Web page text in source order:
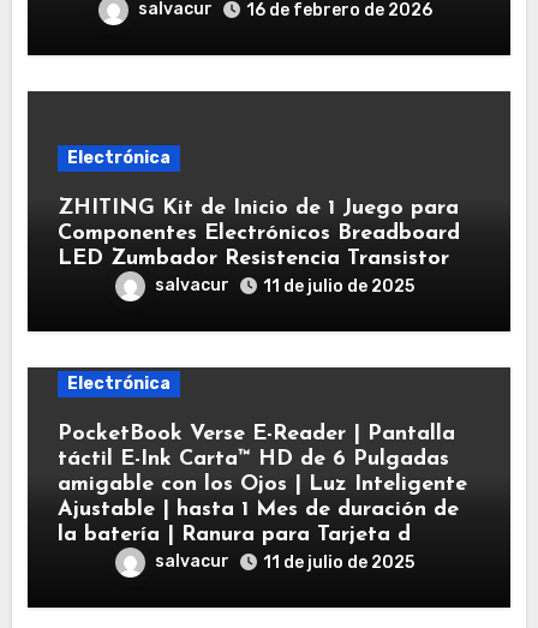
salvacur 16 de febrero de 2026
Electrónica
ZHITING Kit de Inicio de 1 Juego para
Componentes Electrónicos Breadboard
LED Zumbador Resistencia Transistor
salvacur 11 de julio de 2025
Electrónica
PocketBook Verse E-Reader | Pantalla
táctil E-Ink Carta™ HD de 6 Pulgadas
amigable con los Ojos | Luz Inteligente
Ajustable | hasta 1 Mes de duración de
la batería | Ranura para Tarjeta d
salvacur 11 de julio de 2025